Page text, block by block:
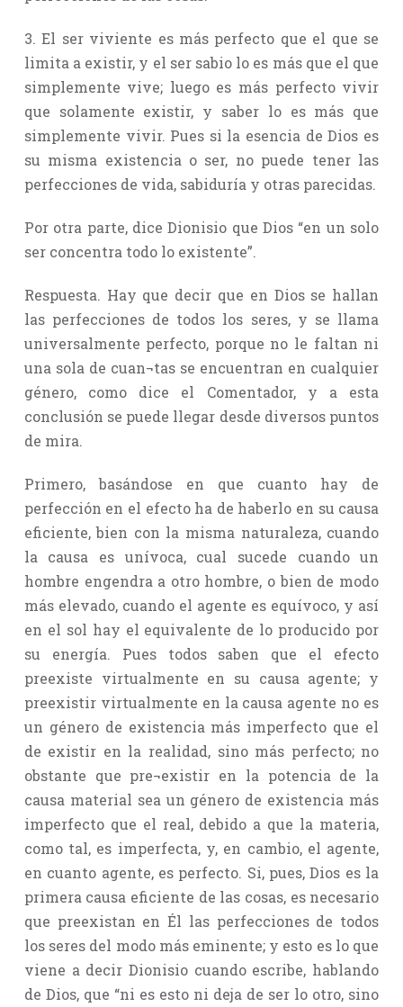
3. El ser viviente es más perfecto que el que se
limita a existir, y el ser sabio lo es más que el que
simplemente vive; luego es más perfecto vivir
que solamente existir, y saber lo es más que
simplemente vivir. Pues si la esencia de Dios es
su misma existencia o ser, no puede tener las
perfecciones de vida, sabiduría y otras parecidas.
Por otra parte, dice Dionisio que Dios “en un solo
ser concentra todo lo existente”.
Respuesta. Hay que decir que en Dios se hallan
las perfecciones de todos los seres, y se llama
universalmente perfecto, porque no le faltan ni
una sola de cuan¬tas se encuentran en cualquier
género, como dice el Comentador, y a esta
conclusión se puede llegar desde diversos puntos
de mira.
Primero, basándose en que cuanto hay de
perfección en el efecto ha de haberlo en su causa
eficiente, bien con la misma naturaleza, cuando
la causa es unívoca, cual sucede cuando un
hombre engendra a otro hombre, o bien de modo
más elevado, cuando el agente es equívoco, y así
en el sol hay el equivalente de lo producido por
su energía. Pues todos saben que el efecto
preexiste virtualmente en su causa agente; y
preexistir virtualmente en la causa agente no es
un género de existencia más imperfecto que el
de existir en la realidad, sino más perfecto; no
obstante que pre¬existir en la potencia de la
causa material sea un género de existencia más
imperfecto que el real, debido a que la materia,
como tal, es imperfecta, y, en cambio, el agente,
en cuanto agente, es perfecto. Si, pues, Dios es la
primera causa eficiente de las cosas, es necesario
que preexistan en Él las perfecciones de todos
los seres del modo más eminente; y esto es lo que
viene a decir Dionisio cuando escribe, hablando
de Dios, que “ni es esto ni deja de ser lo otro, sino